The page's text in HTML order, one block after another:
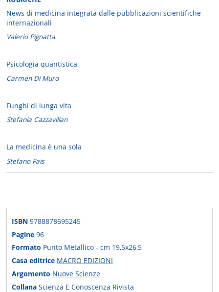
News di medicina integrata dalle pubblicazioni scientifiche
internazionali
Valerio Pignatta
Psicologia quantistica
Carmen Di Muro
Funghi di lunga vita
Stefania Cazzavillan
La medicina è una sola
Stefano Fais
ISBN9788878695245
Pagine96
Formato Punto Metallico - cm 19,5x26,5
Casa editrice MACRO EDIZIONI
Argomento Nuove Scienze
CollanaScienza E Conoscenza Rivista